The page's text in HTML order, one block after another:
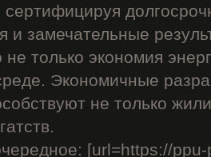
и замечательные
только экономия
Экономичные
не только
[url=https://